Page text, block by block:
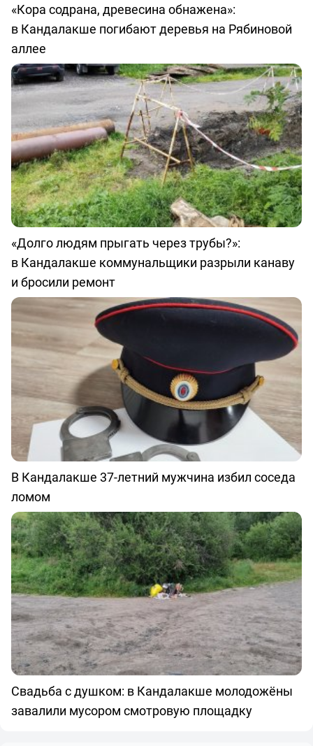
«Кора содрана, древесина обнажена»:
в Кандалакше погибают деревья на Рябиновой
аллее
«Долго людям прыгать через трубы?»:
в Кандалакше коммунальщики разрыли канаву
и бросили ремонт
В Кандалакше 37-летний мужчина избил соседа
ломом
Свадьба с душком: в Кандалакше молодожёны
завалили мусором смотровую площадку